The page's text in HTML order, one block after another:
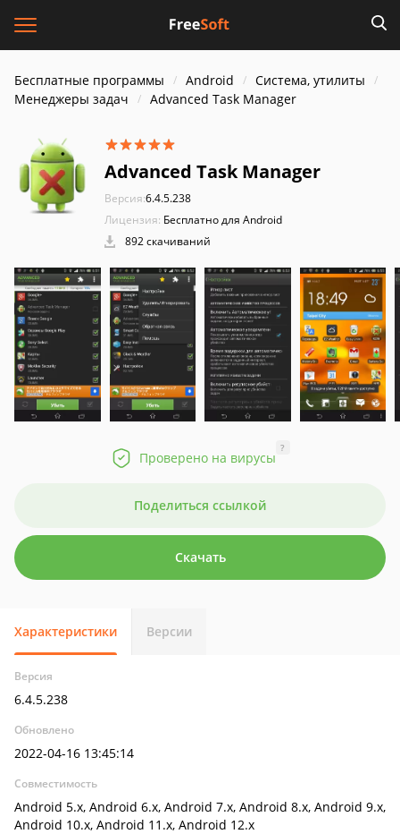
Бесплатные программы Android
Система, утилиты
Менеджеры задач
Advanced Task Manager
Advanced Task Manager
Версия:6.4.5.238
Лицензия: Бесплатно для Android
892 скачиваний
Проверено на вирусы
?
Поделиться ссылкой
Скачать
Характеристики Версии
Версия
6.4.5.238
Обновлено
2022-04-16 13:45:14
Совместимость
Android 5.x, Android 6.x, Android 7.x, Android 8.x, Android 9.x,
Android 10.x, Android 11.x, Android 12.x